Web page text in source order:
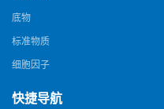
底物
标准物质
细胞因子
快捷导航